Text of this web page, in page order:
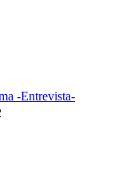
-Entrevista-